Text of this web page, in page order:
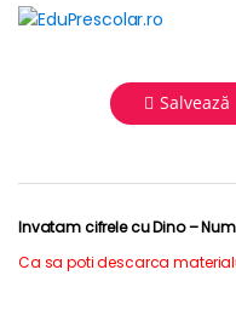
Salvează
Invatam cifrele cu Dino –
Ca sa poti descarca